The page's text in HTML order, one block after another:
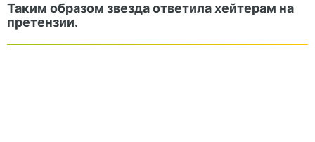
Таким образом звезда ответила хейтерам на
претензии.